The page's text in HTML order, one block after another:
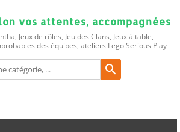
vos attentes, accompagnées
Jeux de rôles, Jeu des Clans, Jeux à table,
des équipes, ateliers Lego Serious Play
search